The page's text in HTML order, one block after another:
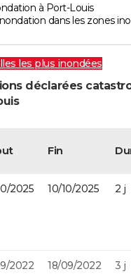
à Port-Louis
dans les zones
les plus inondées
déclarées
Fin
2025 10/10/2025 2 j
2022 18/09/2022 3 j